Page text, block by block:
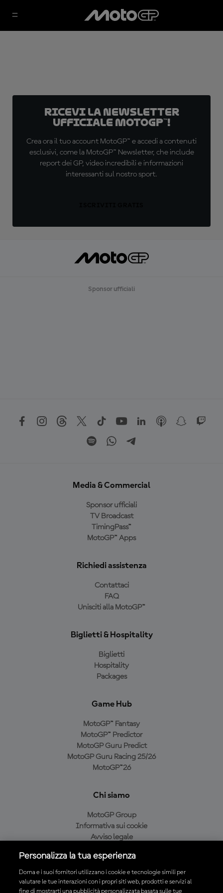
Ricevi la newsletter
ufficiale MotoGP™!
Crea ora il tuo account MotoGP™ e accedi a contenuti
esclusivi, come la MotoGP™ Newsletter, che include
report dei GP, video incredibili e informazioni
interessanti sul nostro sport.
Sponsor ufficiali
Media & Commercial
Sponsor ufficiali
TV Broadcast
TimingPass™
MotoGP™ Apps
Richiedi assistenza
Contattaci
FAQ
Unisciti alla MotoGP™
Biglietti & Hospitality
Biglietti
Hospitality
Packages
Game Hub
MotoGP™ Fantasy
MotoGP™ Predictor
MotoGP Guru Predict
MotoGP Guru Racing 25/26
MotoGP™26
Chi siamo
MotoGP Group
Informativa sui cookie
Avviso legale
Condizioni di acquisto
Personalizza la tua esperienza
Dorna e i suoi fornitori utilizzano i cookie e tecnologie simili per
valutare le tue interazioni con i propri siti web, prodotti e servizi al
fine di mostrarti una pubblicità personalizzata basata sulle tue